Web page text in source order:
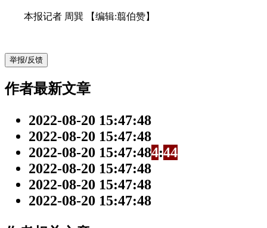
本报记者 周巽 【编辑:翦伯赞】
举报/反馈
作者最新文章
2022-08-20 15:47:48
2022-08-20 15:47:48
2022-08-20 15:47:484:44
2022-08-20 15:47:48
2022-08-20 15:47:48
2022-08-20 15:47:48